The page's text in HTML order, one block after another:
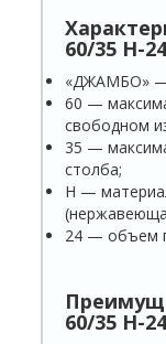
60/35 Н-
«ДЖАМБО» —
60 —
свободном
35 —
столба;
Н —
24 — объем
60/35 Н-